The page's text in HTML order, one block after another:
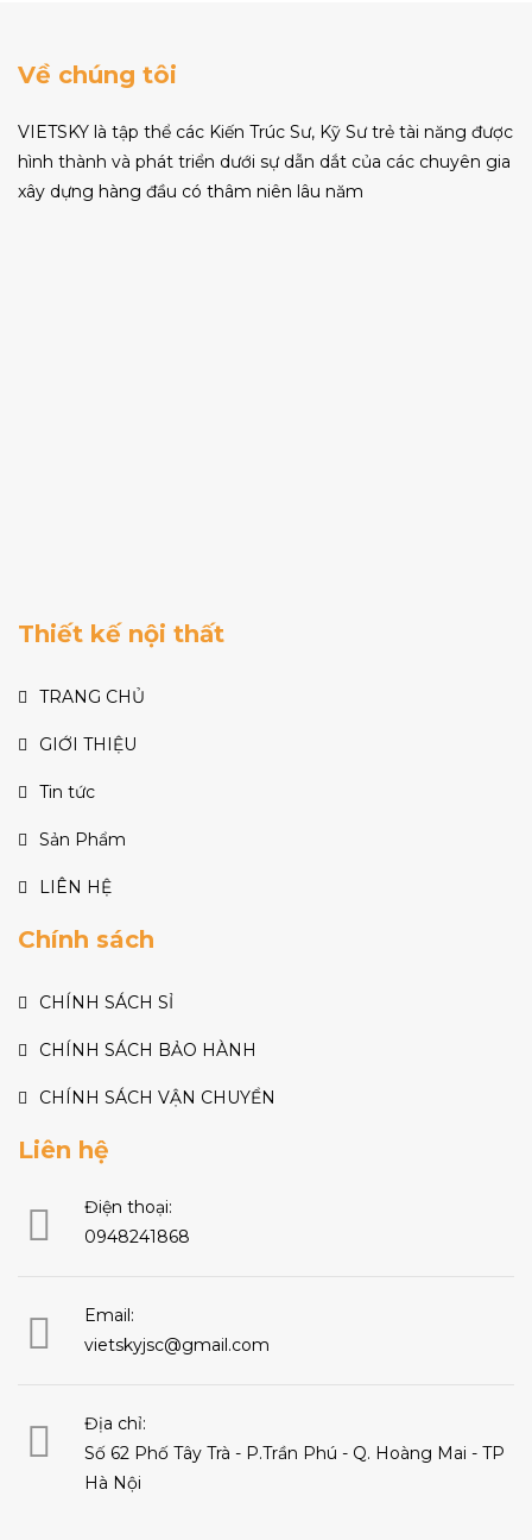
Về chúng tôi
VIETSKY là tập thể các Kiến Trúc Sư, Kỹ Sư trẻ tài năng được
hình thành và phát triển dưới sự dẫn dắt của các chuyên gia
xây dựng hàng đầu có thâm niên lâu năm
Thiết kế nội thất
TRANG CHỦ
GIỚI THIỆU
Tin tức
Sản Phẩm
LIÊN HỆ
Chính sách
CHÍNH SÁCH SỈ
CHÍNH SÁCH BẢO HÀNH
CHÍNH SÁCH VẬN CHUYỂN
Liên hệ
Điện thoại:
0948241868
Email:
vietskyjsc@gmail.com
Địa chỉ:
Số 62 Phố Tây Trà - P.Trần Phú - Q. Hoàng Mai - TP
Hà Nội